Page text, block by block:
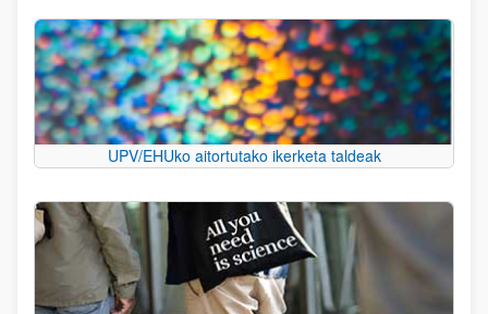
UPV/EHUko aitortutako ikerketa taldeak